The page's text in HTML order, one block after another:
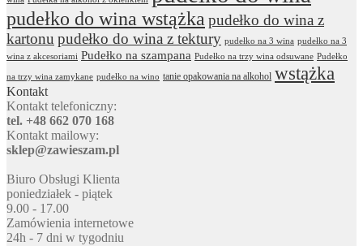
pudełko do wina wstążkapudełko do wina z
kartonu pudełko do wina z tektury pudełko na 3 wina pudełko na 3
wina z akcesoriami Pudełko na szampana Pudełko na trzy wina odsuwane Pudełko
na trzy wina zamykane pudełko na wino tanie opakowania na alkohol wstążka
Kontakt
Kontakt telefoniczny:
tel. +48 662 070 168
Kontakt mailowy:
sklep@zawieszam.pl
Biuro Obsługi Klienta
poniedziałek - piątek
9.00 - 17.00
Zamówienia internetowe
24h - 7 dni w tygodniu